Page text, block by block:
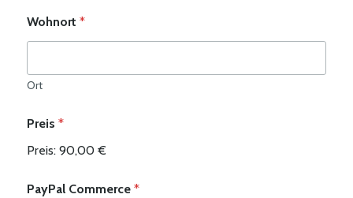
Wohnort *
Ort
Preis *
Preis: 90,00 €
PayPal Commerce *